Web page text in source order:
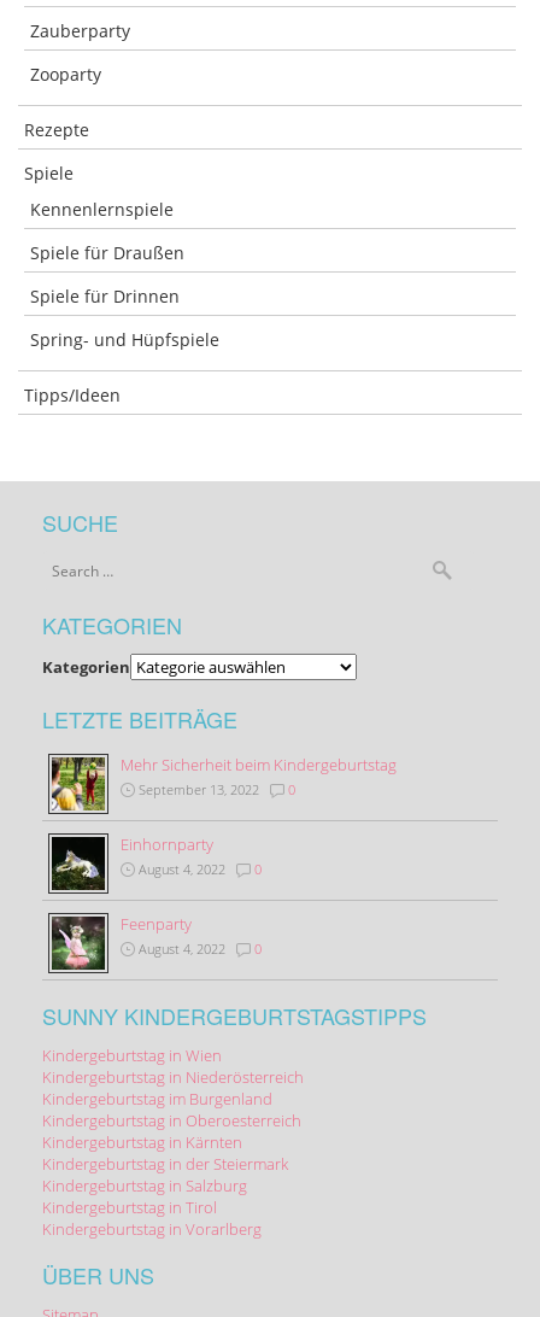
Zauberparty
Zooparty
Rezepte
Spiele
Kennenlernspiele
Spiele für Draußen
Spiele für Drinnen
Spring- und Hüpfspiele
Tipps/Ideen
SUCHE
KATEGORIEN
Kategorien
LETZTE BEITRÄGE
Mehr Sicherheit beim Kindergeburtstag
September 13, 2022 0
Einhornparty
August 4, 2022 0
Feenparty
August 4, 2022 0
SUNNY KINDERGEBURTSTAGSTIPPS
Kindergeburtstag in Wien
Kindergeburtstag in Niederösterreich
Kindergeburtstag im Burgenland
Kindergeburtstag in Oberoesterreich
Kindergeburtstag in Kärnten
Kindergeburtstag in der Steiermark
Kindergeburtstag in Salzburg
Kindergeburtstag in Tirol
Kindergeburtstag in Vorarlberg
ÜBER UNS